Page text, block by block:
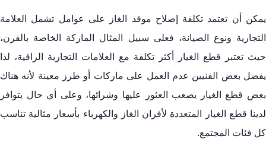
يمكن أن تعتمد تكلفة إصلاح موقد الغاز على عوامل تشمل العلامة
التجارية ونوع الصيانة، فعلى سبيل المثال الماركة الخاصة بالفرن،
حيث تعتبر قطع الغيار أكثر تكلفة مع العلامات التجارية الراقية، لذا
يفضل بعض الفنيين عدم العمل على ماركات أو طرز معينة لأنه هناك
بعض قطع الغيار يصعب العثور عليها وشرائها، وعلى أي حال يتوافر
لدينا قطع الغيار المتعددة لأفران الغاز والكهرباء بأسعار مثالية تناسب
كل فئات المجتمع.